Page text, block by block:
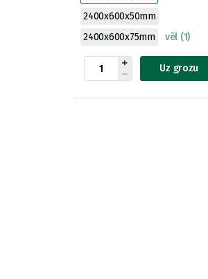
2400x600x50mm
2400x600x75mm
vēl (1)
Uz grozu